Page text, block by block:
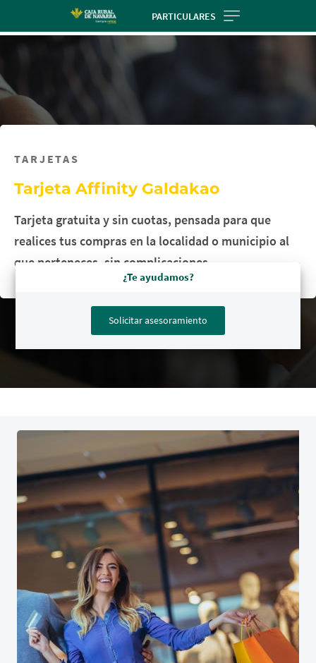
main
PARTICULARES
TARJETAS
Tarjeta Affinity Galdakao
Tarjeta gratuita y sin cuotas, pensada para que
realices tus compras en la localidad o municipio al
que perteneces, sin complicaciones.
¿Te ayudamos?
Solicitar asesoramiento